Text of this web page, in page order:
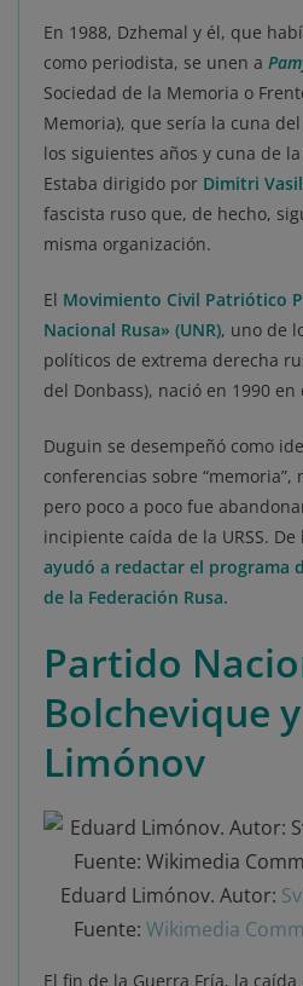
En 1988, Dzhemal y él, que
como periodista, se unen a
Sociedad de la Memoria o
Memoria), que sería la cuna
los siguientes años y cuna de
Estaba dirigido por Dimitri
fascista ruso que, de hecho,
misma organización.
El Movimiento Civil Patriótico
Nacional Rusa» (UNR), uno de
políticos de extrema derecha
del Donbass), nació en 1990
Duguin se desempeñó como
conferencias sobre
pero poco a poco fue
incipiente caída de la URSS.
ayudó a redactar el programa
de la Federación Rusa.
Partido
Bolchevique
Limónov
Eduard Limónov. Autor:
Fuente: Wikimedia
El fin de la Guerra Fría, la